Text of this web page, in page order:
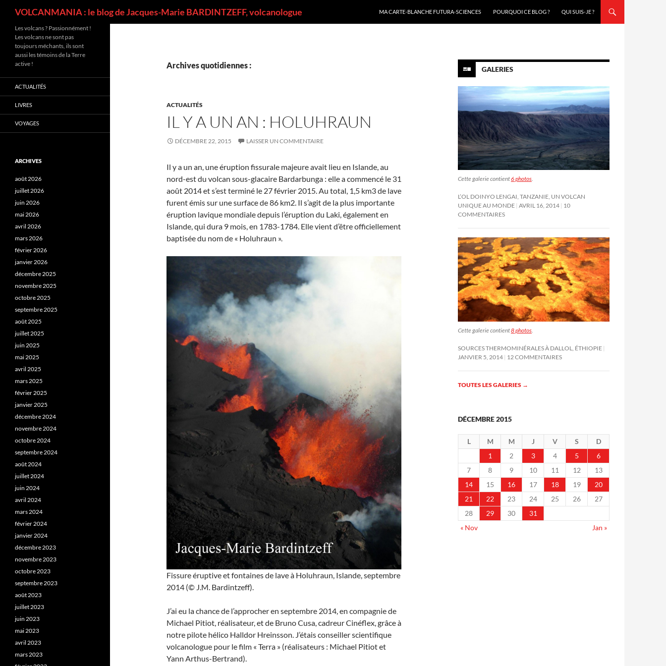
VOLCANMANIA : le blog de Jacques-Marie BARDINTZEFF, volcanologue
MA CARTE-BLANCHE FUTURA-SCIENCES
POURQUOI CE BLOG ? QUI SUIS-JE ?
Archives quotidiennes :
ACTUALITÉS
IL Y A UN AN : HOLUHRAUN
DÉCEMBRE 22, 2015 LAISSER UN COMMENTAIRE
Il y a un an, une éruption fissurale majeure avait lieu en Islande, au
nord-est du volcan sous-glacaire Bardarbunga : elle a commencé le 31
août 2014 et s’est terminé le 27 février 2015. Au total, 1,5 km3 de lave
furent émis sur une surface de 86 km2. Il s’agit de la plus importante
éruption lavique mondiale depuis l’éruption du Laki, également en
Islande, qui dura 9 mois, en 1783-1784. Elle vient d’être officiellement
baptisée du nom de « Holuhraun ».
Fissure éruptive et fontaines de lave à Holuhraun, Islande, septembre
2014 (© J.M. Bardintzeff).
J’ai eu la chance de l’approcher en septembre 2014, en compagnie de
Michael Pitiot, réalisateur, et de Bruno Cusa, cadreur Cinéflex, grâce à
notre pilote hélico Halldor Hreinsson. J’étais conseiller scientifique
volcanologue pour le film « Terra » (réalisateurs : Michael Pitiot et
Yann Arthus-Bertrand).
GALERIES
Cette galerie contient6 photos.
L’OL DOINYO LENGAI, TANZANIE, UN VOLCAN
UNIQUE AU MONDE AVRIL 16, 2014 10
COMMENTAIRES
Cette galerie contient8 photos
SOURCES THERMOMINÉRALES À DALLOL, ÉTHIOPIE
JANVIER 5, 2014 12 COMMENTAIRES
TOUTES LES GALERIES →
DÉCEMBRE 2015
L M M J V S
D
1
2 3 4 5
6
7
8 9 10 11 12
13
14
15 16 17 18 19
20
21
22 23 24 25 26
27
28
29 30
31
« Nov
Jan »
Les volcans ? Passionnément !
Les volcans ne sont pas
toujours méchants, ils sont
aussi les témoins de la Terre
active !
ACTUALITÉS
LIVRES
VOYAGES
ARCHIVES
août 2026
juillet 2026
juin 2026
mai 2026
avril 2026
mars 2026
février 2026
janvier 2026
décembre 2025
novembre 2025
octobre 2025
septembre 2025
août 2025
juillet 2025
juin 2025
mai 2025
avril 2025
mars 2025
février 2025
janvier 2025
décembre 2024
novembre 2024
octobre 2024
septembre 2024
août 2024
juillet 2024
juin 2024
avril 2024
mars 2024
février 2024
janvier 2024
décembre 2023
novembre 2023
octobre 2023
septembre 2023
août 2023
juillet 2023
juin 2023
mai 2023
avril 2023
mars 2023